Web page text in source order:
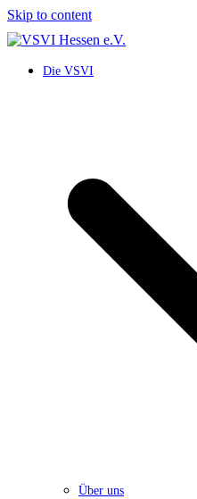
Skip to content
Die VSVI
Über uns